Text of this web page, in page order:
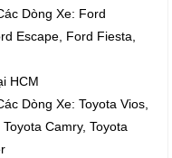
Dòng Xe: Ford
Escape, Ford Fiesta,
HCM
Xe: Toyota Vios,
Camry, Toyota